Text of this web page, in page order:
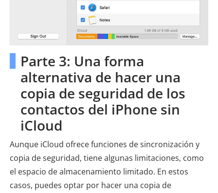
Parte 3: Una forma
alternativa de hacer una
copia de seguridad de los
contactos del iPhone sin
iCloud
Aunque iCloud ofrece funciones de sincronización y
copia de seguridad, tiene algunas limitaciones, como
el espacio de almacenamiento limitado. En estos
casos, puedes optar por hacer una copia de